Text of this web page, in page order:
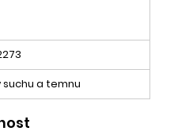
suchu a temnu